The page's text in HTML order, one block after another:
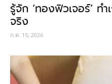
รู้จัก ‘ทองฟิวเจอร์’ ท
จริง
ก.ค. 15, 2026